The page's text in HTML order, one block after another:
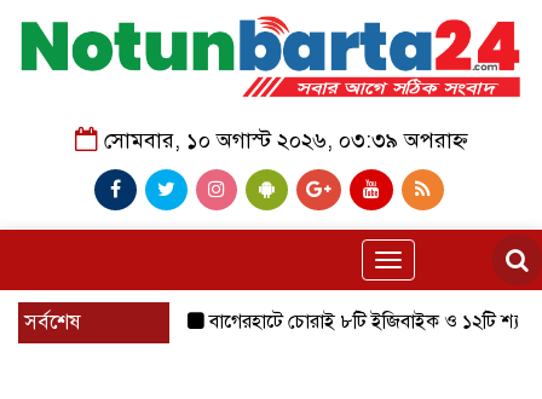
সোমবার, ১০ অগাস্ট ২০২৬, ০৩:৩৯ অপরাহ্ন
Toggle
navigation
সর্বশেষ বাগেরহাটে চোরাই ৮টি ইজিবাইক ও ১২টি শ্যালোমেশিন